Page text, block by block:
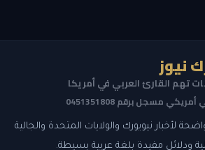
نيوز
تهم القارئ العربي في أمريكا
مسجل برقم 0451351808
لأخبار نيويورك والولايات المتحدة والجالية
ودلائل مفيدة بلغة عربية بسيطة.